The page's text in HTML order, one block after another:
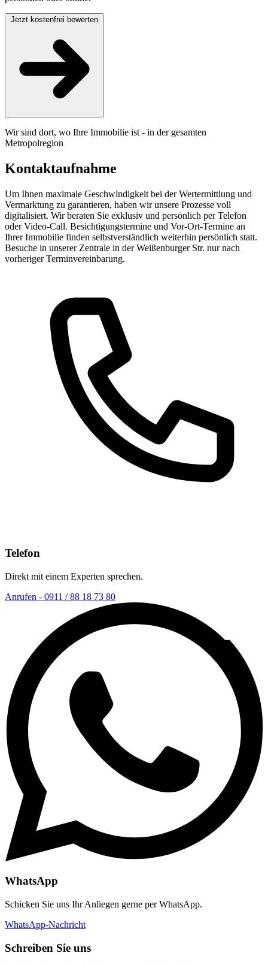
Wir sind dort, wo Ihre Immobilie ist - in der gesamten
Metropolregion
Kontaktaufnahme
Um Ihnen maximale Geschwindigkeit bei der Wertermittlung und
Vermarktung zu garantieren, haben wir unsere Prozesse voll
digitalisiert. Wir beraten Sie exklusiv und persönlich per Telefon
oder Video-Call. Besichtigungstermine und Vor-Ort-Termine an
Ihrer Immobilie finden selbstverständlich weiterhin persönlich statt.
Besuche in unserer Zentrale in der Weißenburger Str. nur nach
vorheriger Terminvereinbarung.
Telefon
Direkt mit einem Experten sprechen.
Anrufen - 0911 / 88 18 73 80
WhatsApp
Schicken Sie uns Ihr Anliegen gerne per WhatsApp.
WhatsApp-Nachricht
Schreiben Sie uns